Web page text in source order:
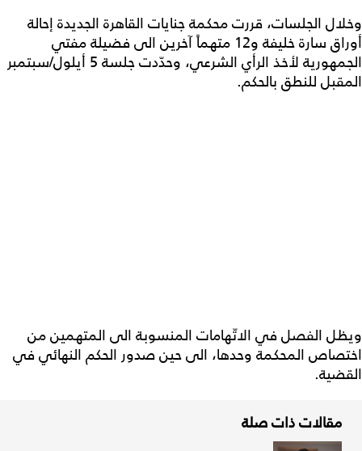
وخلال الجلسات، قررت محكمة جنايات القاهرة الجديدة إحالة
أوراق سارة خليفة و12 متهماً آخرين الى فضيلة مفتي
الجمهورية لأخذ الرأي الشرعي، وحدّدت جلسة 5 أيلول/سبتمبر
المقبل للنطق بالحكم.
ويظل الفصل في الاتّهامات المنسوبة الى المتهمين من
اختصاص المحكمة وحدها، الى حين صدور الحكم النهائي في
القضية.
مقالات ذات صلة